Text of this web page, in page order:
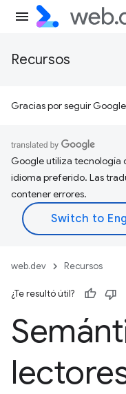
Recursos
Gracias por seguir
Google utiliza tecnología
idioma preferido. Las
contener errores.
web.dev Recursos
¿Te resultó útil?